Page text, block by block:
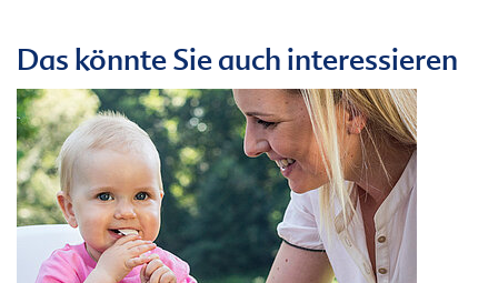
Das könnte Sie auch interessieren